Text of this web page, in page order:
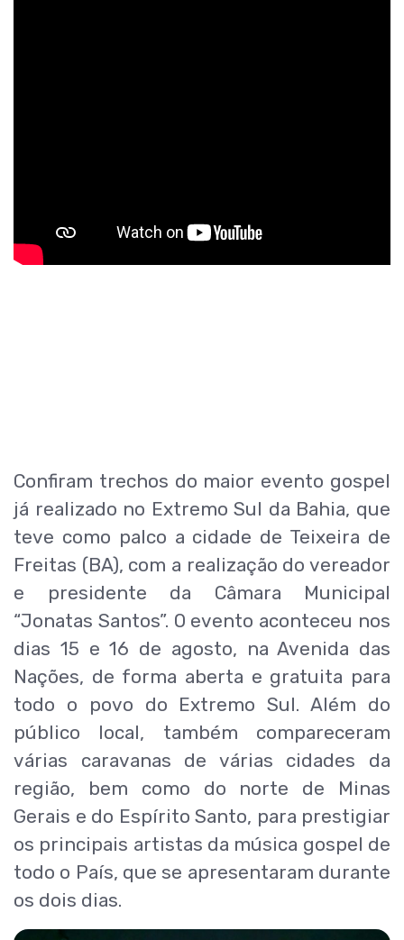
Confiram trechos do maior evento gospel
já realizado no Extremo Sul da Bahia, que
teve como palco a cidade de Teixeira de
Freitas (BA), com a realização do vereador
e presidente da Câmara Municipal
“Jonatas Santos”. O evento aconteceu nos
dias 15 e 16 de agosto, na Avenida das
Nações, de forma aberta e gratuita para
todo o povo do Extremo Sul. Além do
público local, também compareceram
várias caravanas de várias cidades da
região, bem como do norte de Minas
Gerais e do Espírito Santo, para prestigiar
os principais artistas da música gospel de
todo o País, que se apresentaram durante
os dois dias.